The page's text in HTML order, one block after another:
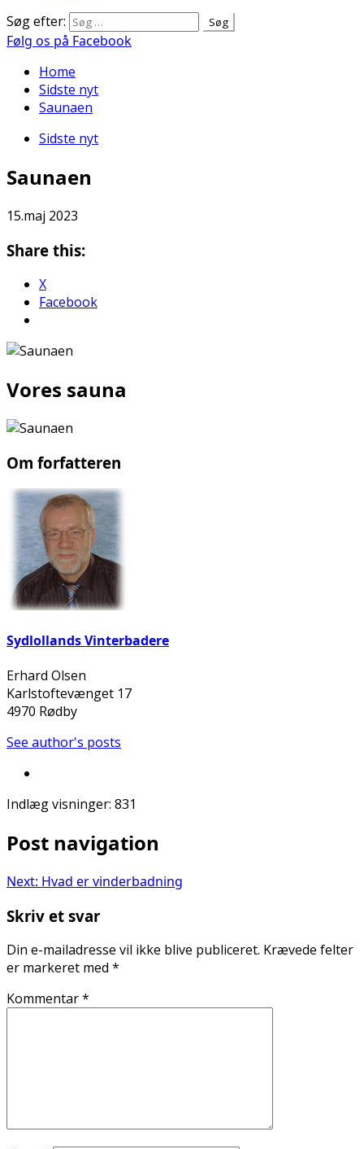
Søg efter:
Følg os på Facebook
Home
Sidste nyt
Saunaen
Sidste nyt
Saunaen
15.maj 2023
Share this:
X
Facebook
Vores sauna
Om forfatteren
Sydlollands Vinterbadere
Erhard Olsen
Karlstoftevænget 17
4970 Rødby
See author's posts
Indlæg visninger: 831
Post navigation
Next: Hvad er vinderbadning
Skriv et svar
Din e-mailadresse vil ikke blive publiceret. Krævede felter
er markeret med *
Kommentar*